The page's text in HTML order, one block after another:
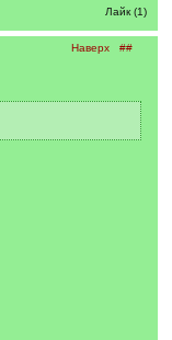
Лайк (1)
Наверх ##